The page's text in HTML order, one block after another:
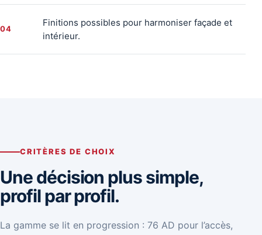
04
Finitions possibles pour harmoniser façade et
intérieur.
CRITÈRES DE CHOIX
Une décision plus simple,
profil par profil.
La gamme se lit en progression : 76 AD pour l’accès,